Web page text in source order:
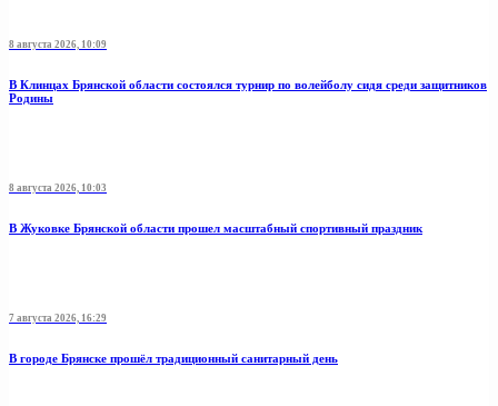
8 августа 2026, 10:09
В Клинцах Брянской области состоялся турнир по волейболу сидя среди защитников
Родины
8 августа 2026, 10:03
В Жуковке Брянской области прошел масштабный спортивный праздник
7 августа 2026, 16:29
В городе Брянске прошёл традиционный санитарный день